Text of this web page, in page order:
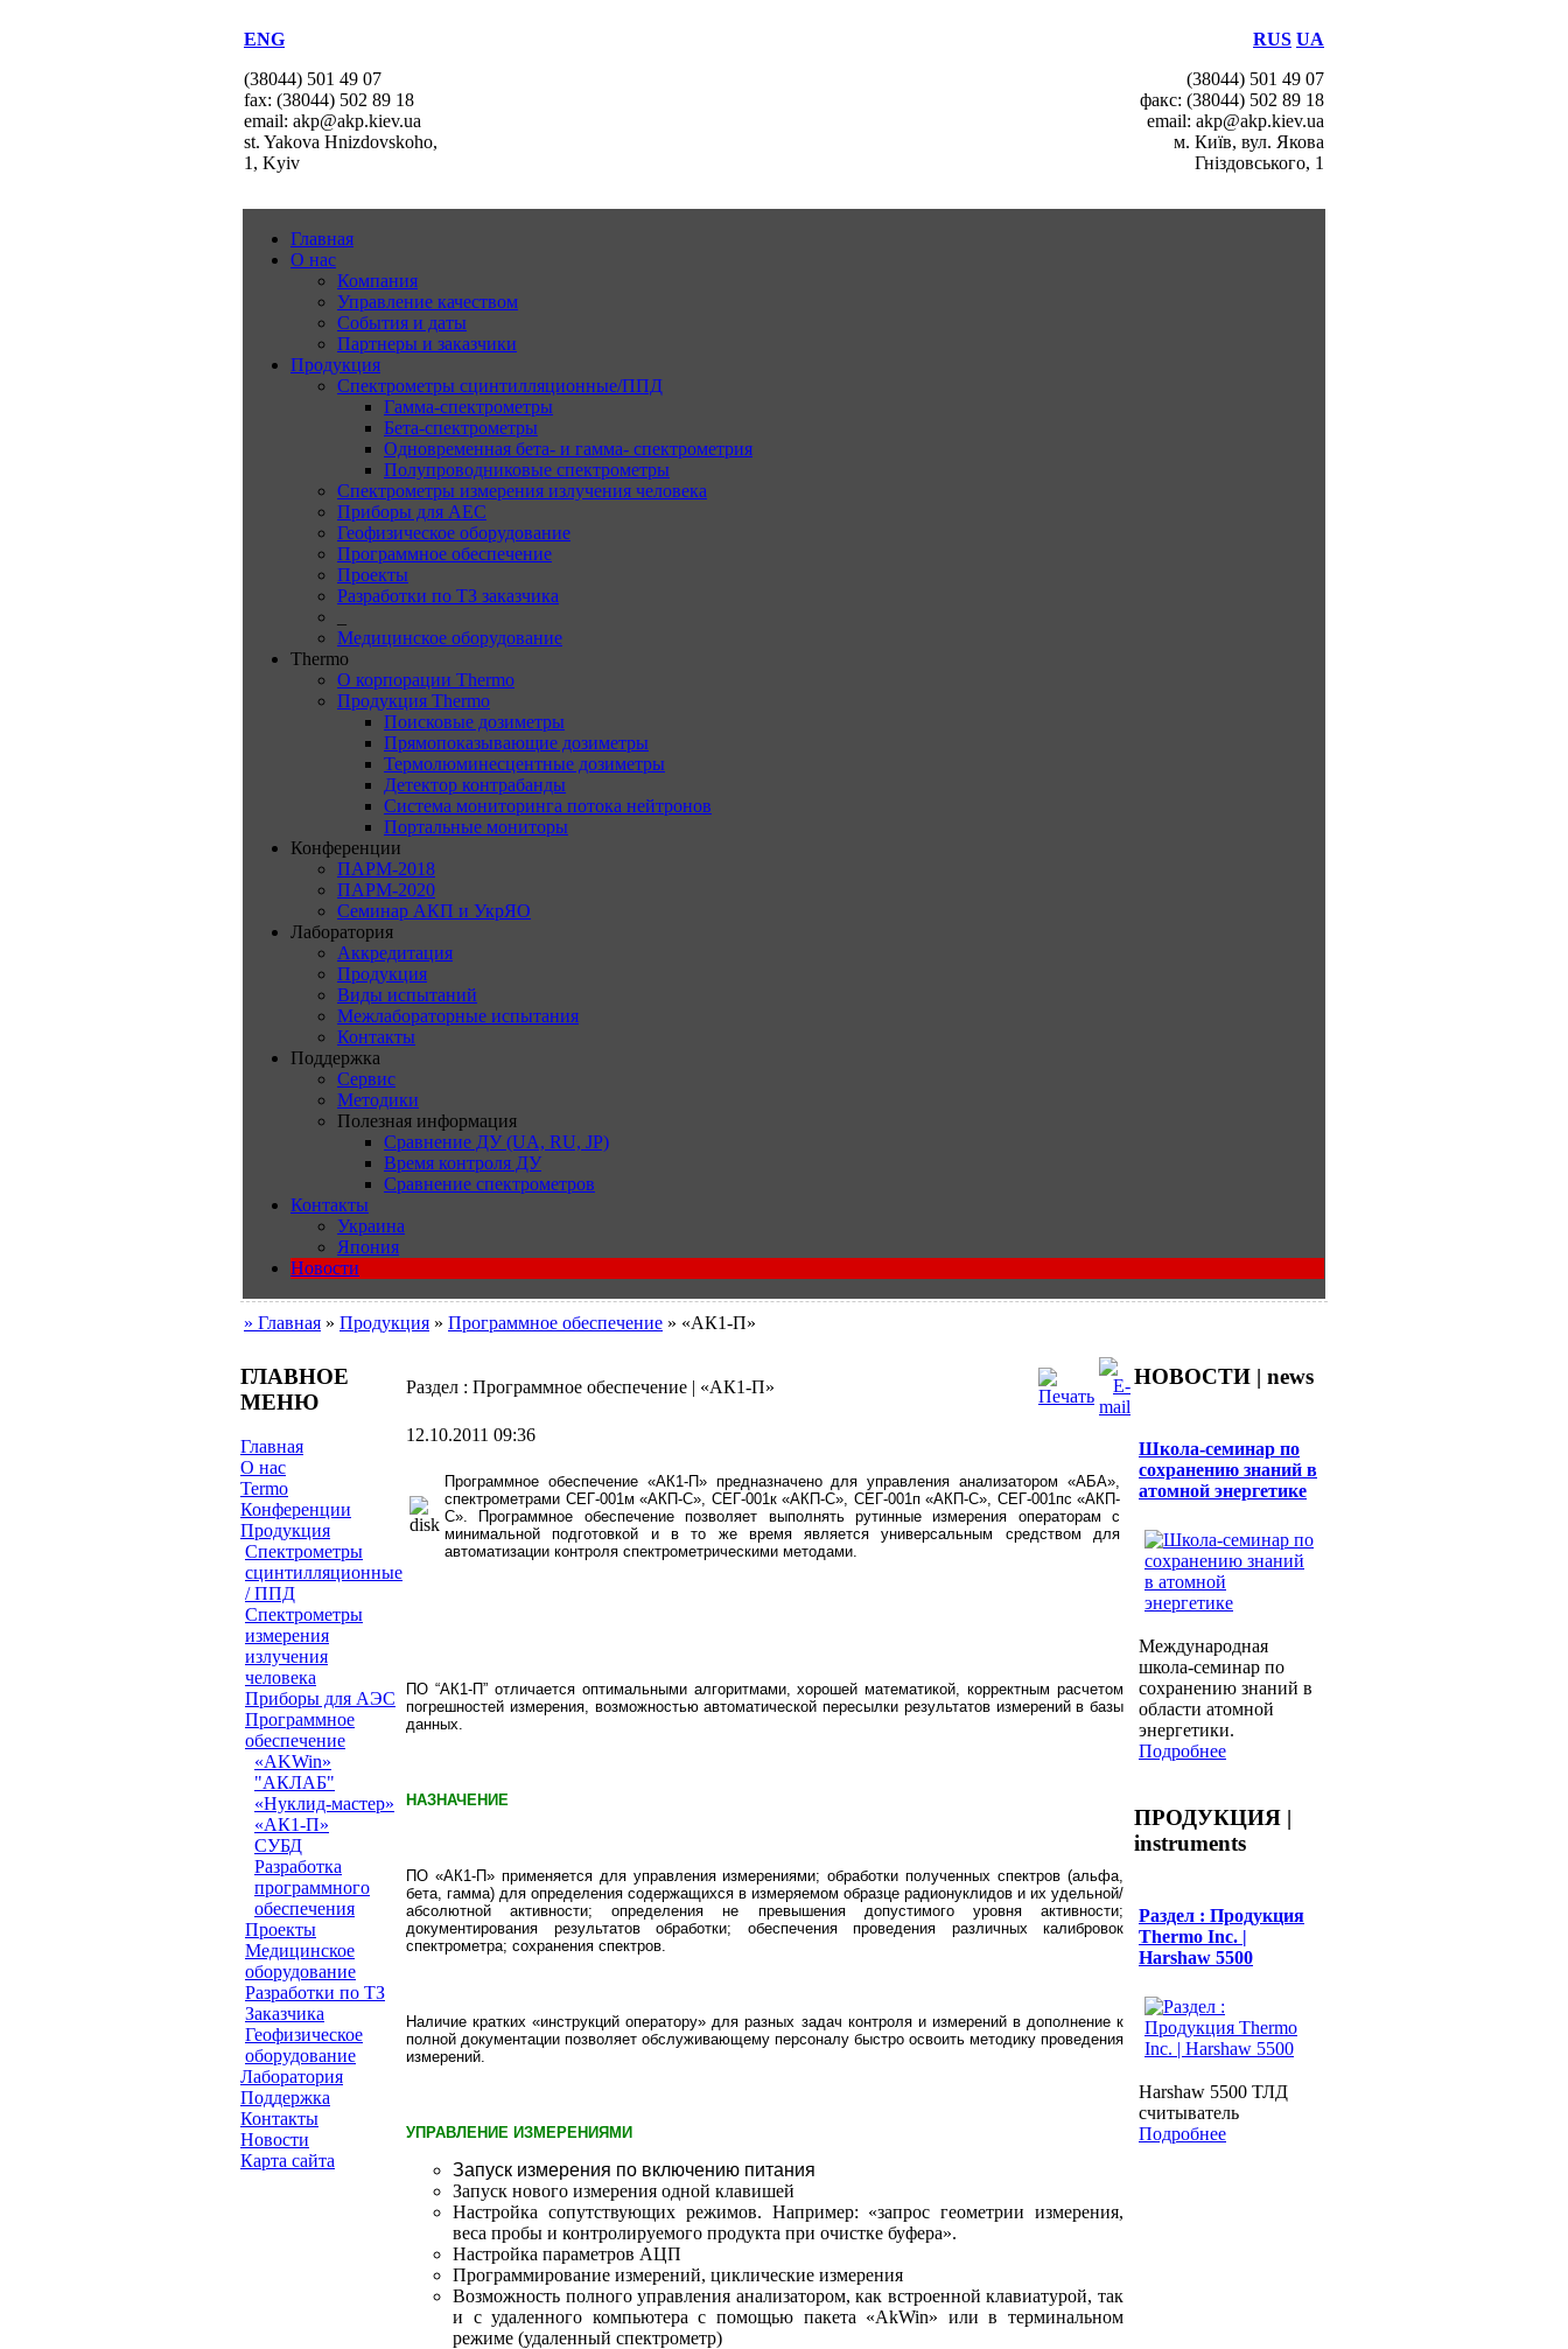
ENG
(38044) 501 49 07
fax: (38044) 502 89 18
email: akp@akp.kiev.ua
st. Yakova Hnizdovskoho,
1, Kyiv
RUS UA
(38044) 501 49 07
факс: (38044) 502 89 18
email: akp@akp.kiev.ua
м. Київ, вул. Якова
Гніздовського, 1
Главная
О нас
Компания
Управление качеством
События и даты
Партнеры и заказчики
Продукция
Спектрометры сцинтилляционные/ППД
Гамма-спектрометры
Бета-спектрометры
Одновременная бета- и гамма- спектрометрия
Полупроводниковые спектрометры
Спектрометры измерения излучения человека
Приборы для АЕС
Геофизическое оборудование
Программное обеспечение
Проекты
Разработки по ТЗ заказчика
Медицинское оборудование
Thermo
О корпорации Thermo
Продукция Thermo
Поисковые дозиметры
Прямопоказывающие дозиметры
Термолюминесцентные дозиметры
Детектор контрабанды
Система мониторинга потока нейтронов
Портальные мониторы
Конференции
ПАРМ-2018
ПАРМ-2020
Семинар АКП и УкрЯО
Лаборатория
Аккредитация
Продукция
Виды испытаний
Межлабораторные испытания
Контакты
Поддержка
Сервис
Методики
Полезная информация
Сравнение ДУ (UA, RU, JP)
Время контроля ДУ
Сравнение спектрометров
Контакты
Украина
Япония
Новости
» Главная » Продукция » Программное обеспечение » «АК1-П»
ГЛАВНОЕ
МЕНЮ
Главная
О нас
Termo
Конференции
Продукция
Cпектрометры
сцинтилляционные
/ ППД
Cпектрометры
измерения
излучения
человека
Приборы для АЭС
Программное
обеспечение
«AKWin»
"АКЛАБ"
«Нуклид-мастер»
«АК1-П»
СУБД
Разработка
программного
обеспечения
Проeкты
Медицинское
оборудование
Разработки по ТЗ
Заказчика
Геофизическое
оборудование
Лаборатория
Поддержка
Контакты
Новости
Карта сайта
Раздел : Программное обеспечение | «АК1-П»
12.10.2011 09:36
Программное обеспечение «АК1-П» предназначено для управления анализатором «АБА»,
спектрометрами СЕГ-001м «АКП-С», СЕГ-001к «АКП-С», СЕГ-001п «АКП-С», СЕГ-001пс «АКП-
С». Программное обеспечение позволяет выполнять рутинные измерения операторам с
минимальной подготовкой и в то же время является универсальным средством для
автоматизации контроля спектрометрическими методами.
ПО “АК1-П” отличается оптимальными алгоритмами, хорошей математикой, корректным расчетом
погрешностей измерения, возможностью автоматической пересылки результатов измерений в базы
данных.
НАЗНАЧЕНИЕ
ПО «АК1-П» применяется для управления измерениями; обработки полученных спектров (альфа,
бета, гамма) для определения содержащихся в измеряемом образце радионуклидов и их удельной/
абсолютной активности; определения не превышения допустимого уровня активности;
документирования результатов обработки; обеспечения проведения различных калибровок
спектрометра; сохранения спектров.
Наличие кратких «инструкций оператору» для разных задач контроля и измерений в дополнение к
полной документации позволяет обслуживающему персоналу быстро освоить методику проведения
измерений.
УПРАВЛЕНИЕ ИЗМЕРЕНИЯМИ
Запуск измерения по включению питания
Запуск нового измерения одной клавишей
Настройка сопутствующих режимов. Например: «запрос геометрии измерения,
веса пробы и контролируемого продукта при очистке буфера».
Настройка параметров АЦП
Программирование измерений, циклические измерения
Возможность полного управления анализатором, как встроенной клавиатурой, так
и с удаленного компьютера с помощью пакета «AkWin» или в терминальном
режиме (удаленный спектрометр)
НОВОСТИ | news
Школа-семинар по
сохранению знаний в
атомной энергетике
Международная
школа-семинар по
сохранению знаний в
области атомной
энергетики.
Подробнее
ПРОДУКЦИЯ |
instruments
Раздел : Продукция
Thermo Inc. |
Harshaw 5500
Harshaw 5500 ТЛД
считыватель
Подробнее